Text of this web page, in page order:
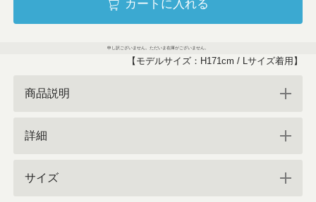
カートに入れる
申し訳ございません。ただいま在庫がございません。
【モデルサイズ：H171cm / Lサイズ着用】
商品説明
詳細
サイズ